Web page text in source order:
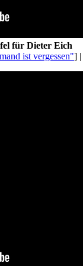
für Dieter Eich
ist vergessen"]